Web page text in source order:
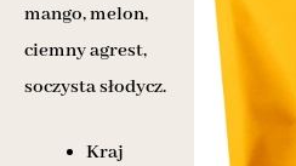
mango, melon,
ciemny agrest,
soczysta słodycz.
Kraj